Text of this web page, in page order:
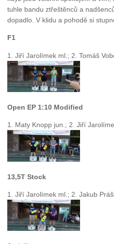
tuhle bandu ztřeštěnců a
dopadlo. V klidu a pohodě si
F1
1. Jiří Jarolímek ml.; 2. Tomáš
Open EP 1:10 Modified
1. Maty Knopp jun.; 2. Jiří
13,5T Stock
1. Jiří Jarolímek ml.; 2. Jakub